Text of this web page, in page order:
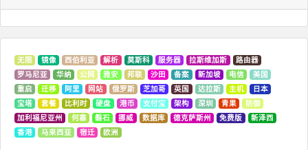
无限 镜像 西伯利亚 解析 莫斯科 服务器 拉斯维加斯
路由器
罗马尼亚
华纳 公网 雅安 邦联 沙田 备案 新加坡 电信
美国
重启
迁移 阿里 网站 俄罗斯 芝加哥 英国 达拉斯 主机
日本
宝塔
套餐 比利时 硬盘 港币 支付宝 架构 深圳 青果
防御
加利福尼亚州
何塞 磐石 挪威 数据库 德克萨斯州 免费版
新泽西
香港
马来西亚 宿迁 欧洲